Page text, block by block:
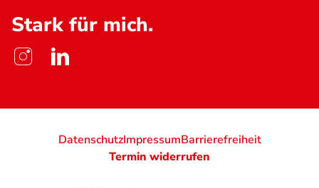
Stark für mich.
DatenschutzImpressumBarrierefreiheit
Termin widerrufen